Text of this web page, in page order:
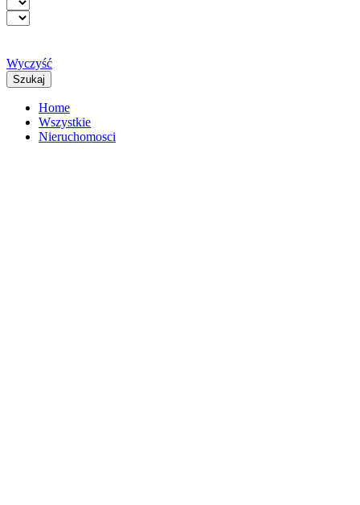
Wyczyść
Szukaj
Home
Wszystkie
Nieruchomosci